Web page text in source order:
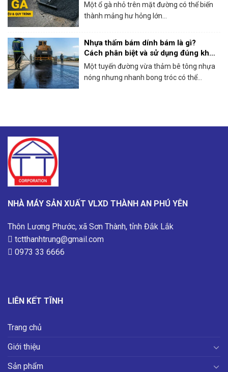
Một ổ gà nhỏ trên mặt đường có thể biến
thành mảng hư hỏng lớn...
Nhựa thấm bám dính bám là gì?
Cách phân biệt và sử dụng đúng khi
thi công bê tông nhựa
Một tuyến đường vừa thảm bê tông nhựa
nóng nhưng nhanh bong tróc có thể...
NHÀ MÁY SẢN XUẤT VLXD THÀNH AN PHÚ YÊN
Thôn Lương Phước, xã Sơn Thành, tỉnh Đắk Lắk
tctthanhtrung@gmail.com
0973 33 6666
LIÊN KẾT TĨNH
Trang chủ
Giới thiệu
Sản phẩm